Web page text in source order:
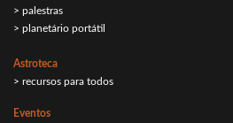
> palestras
> planetário portátil
Astroteca
> recursos para todos
Eventos